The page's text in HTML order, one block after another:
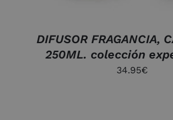
DIFUSOR FRAGANCIA,
250ML. colección
34.95€